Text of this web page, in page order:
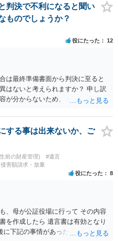
判決で不利になると聞い
ものでしょうか？
役にたった 12
は最終準備書面から判決に至ると
はないと考えられますか？ 申し訳
が分からないため、 何とも回答が
、 訴訟資料を持って面談相談に行
として回答するなら、和解案と判
っても）食い違うことが多いで
で１００万円支払え、という結論
万円を和解案として提示しても、
はあまり和解に応じようという気
るより、７０万円でまとめた方が
が出てきます。 応じるかどうか
、という点についての検討が不可
理人と相談するか、資料を持って
します。
する事は出来ないか、ご
前の財産管理)
#遺言
害額請求・放棄
役にたった 8
、母が公証役場に行って その内容
を作成したら 遺言書は有効となり
に下記の事情があったことが証明で